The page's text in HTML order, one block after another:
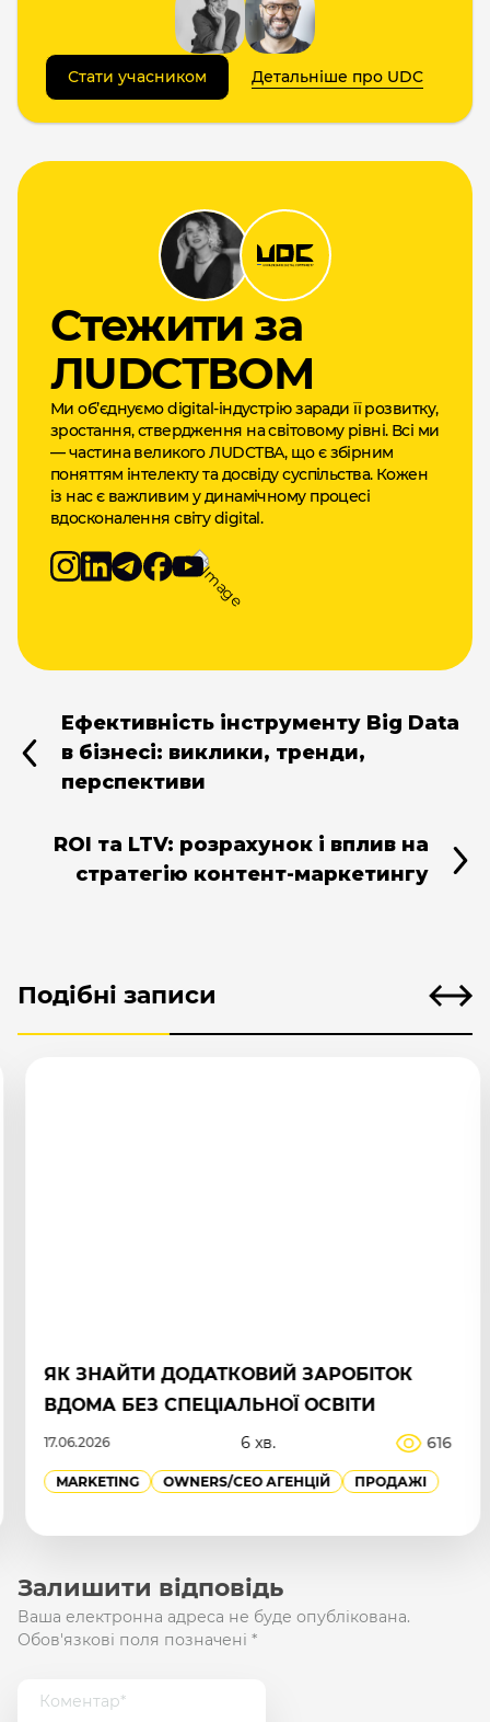
Стати учасником Детальніше про UDC
Cтежити за
ЛUDCТВОМ
Ми об’єднуємо digital-індустрію заради її розвитку,
зростання, ствердження на світовому рівні. Всі ми
— частина великого ЛUDCТВА, що є збірним
поняттям інтелекту та досвіду суспільства. Кожен
із нас є важливим у динамічному процесі
вдосконалення світу digital.
Ефективність інструменту Big Data
в бізнесі: виклики, тренди,
перспективи
ROI та LTV: розрахунок і вплив на
стратегію контент-маркетингу
Подібні записи
ЯК ЗНАЙТИ ДОДАТКОВИЙ ЗАРОБІТОК
ВДОМА БЕЗ СПЕЦІАЛЬНОЇ ОСВІТИ
17.06.2026 6 хв. 616
MARKETING OWNERS/СEO АГЕНЦІЙ ПРОДАЖІ
Залишити відповідь
Ваша електронна адреса не буде опублікована.
Обов'язкові поля позначені *